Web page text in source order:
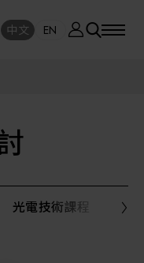
中文 EN
光電技術課程 半
中文 EN